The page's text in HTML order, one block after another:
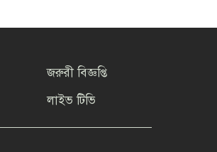
জরুরী বিজ্ঞপ্তি
লাইভ টিভি